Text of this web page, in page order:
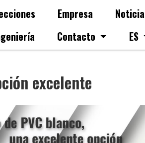
Empresa
Contacto ES
excelente